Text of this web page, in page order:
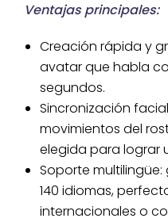
Ventajas principales:
Creación rápida y
avatar que habla
segundos.
Sincronización
movimientos del
elegida para lograr
Soporte
140 idiomas,
internacionales o